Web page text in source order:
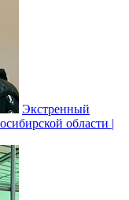
Экстренный
области |